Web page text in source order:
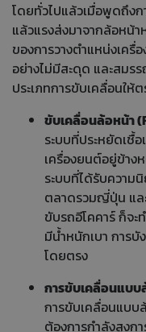
โดยทั่วไปแล้วเมื่อพูดถึงก
แล้วแรงส่งมาจากล้อหน้
ของการวางตำแหน่งเครื่
อย่างไม่มีสะดุด และสมร
ประเภทการขับเคลื่อนให้
ขับเคลื่อนล้อหน้า
ระบบที่ประหยัดเชื้
เครื่องยนต์อยู่ข้าง
ระบบที่ได้รับความ
ตลาดรวมญี่ปุ่น แล
ขับรถอีโคคาร์ ก็จะ
มีน้ำหนักเบา การ
โดยตรง
การขับเคลื่อนแบบ
การขับเคลื่อนแบ
ต้องการกำลังสูงก